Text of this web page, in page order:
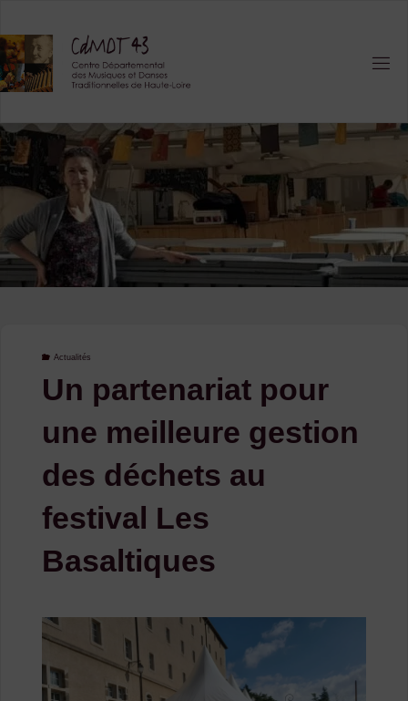
content
Actualités
Un partenariat pour
une meilleure gestion
des déchets au
festival Les
Basaltiques